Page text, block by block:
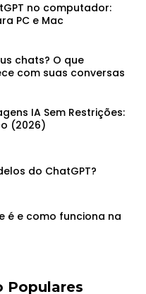
no computador:
PC e Mac
chats? O que
com suas conversas
IA Sem Restrições:
(2026)
do ChatGPT?
é e como funciona na
Populares